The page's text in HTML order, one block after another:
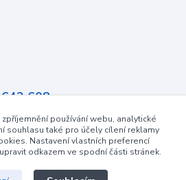
608
používání webu, analytické
souhlasu také pro účely cílení reklamy
Nastavení vlastních preferencí
odkazem ve spodní části stránek.